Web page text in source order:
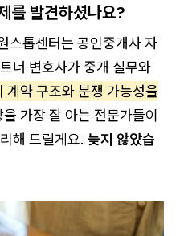
를 발견하셨나요?
스톱센터는 공인중개사 자
너 변호사가 중개 실무와
계약 구조와 분쟁 가능성을
가장 잘 아는 전문가들이
해 드릴게요. 늦지 않았습